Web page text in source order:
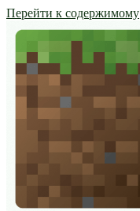
Перейти к содержимому